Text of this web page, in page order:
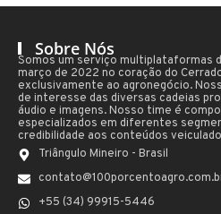
Sobre Nós
Somos um serviço multiplataformas
março de 2022 no coração do
exclusivamente ao agronegócio.
de interesse das diversas cadeias
áudio e imagens. Nosso time é
especializados em diferentes
credibilidade aos conteúdos
Triângulo Mineiro - Brasil
+55 (34) 99915-5446